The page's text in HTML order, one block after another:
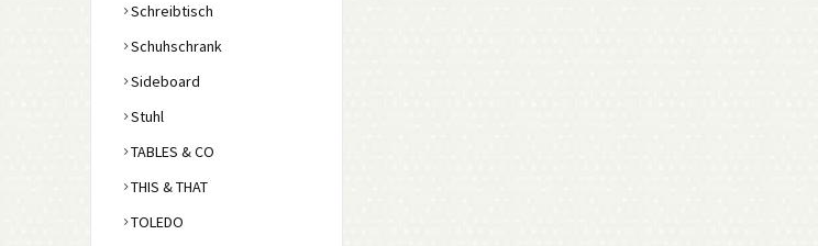
Schreibtisch
Schuhschrank
Sideboard
Stuhl
TABLES & CO
THIS & THAT
TOLEDO